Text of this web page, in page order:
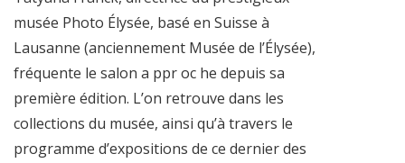
musée Photo Élysée, basé en Suisse à
Lausanne (anciennement Musée de l’Élysée),
fréquente le salon a ppr oc he depuis sa
première édition. L’on retrouve dans les
collections du musée, ainsi qu’à travers le
programme d’expositions de ce dernier des